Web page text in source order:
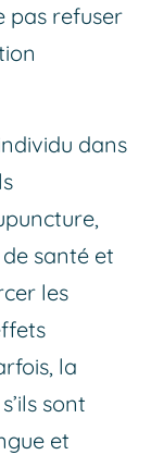
pas refuser
dans
santé et
les
la
sont
et